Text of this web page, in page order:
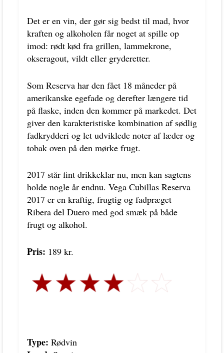
Det er en vin, der gør sig bedst til mad, hvor
kraften og alkoholen får noget at spille op
imod: rødt kød fra grillen, lammekrone,
okseragout, vildt eller gryderetter.
Som Reserva har den fået 18 måneder på
amerikanske egefade og derefter længere tid
på flaske, inden den kommer på markedet. Det
giver den karakteristiske kombination af sødlig
fadkrydderi og let udviklede noter af læder og
tobak oven på den mørke frugt.
2017 står fint drikkeklar nu, men kan sagtens
holde nogle år endnu. Vega Cubillas Reserva
2017 er en kraftig, frugtig og fadpræget
Ribera del Duero med god smæk på både
frugt og alkohol.
Pris: 189 kr.
Type: Rødvin